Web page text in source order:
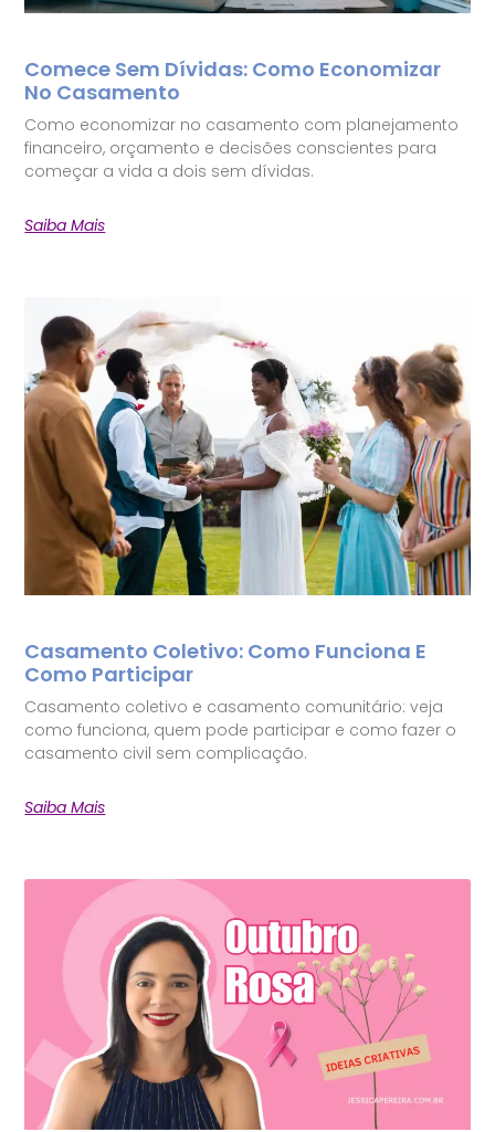
Comece Sem Dívidas: Como Economizar
No Casamento
Como economizar no casamento com planejamento
financeiro, orçamento e decisões conscientes para
começar a vida a dois sem dívidas.
Saiba Mais
Casamento Coletivo: Como Funciona E
Como Participar
Casamento coletivo e casamento comunitário: veja
como funciona, quem pode participar e como fazer o
casamento civil sem complicação.
Saiba Mais